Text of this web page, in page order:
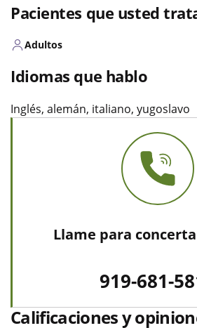
Pacientes que usted
Adultos
Idiomas que hablo
Inglés, alemán, italiano, yugoslavo
Llame para
919-681-
Calificaciones y